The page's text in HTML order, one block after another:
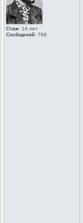
Стаж: 14 лет
Сообщений: 766